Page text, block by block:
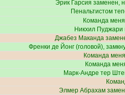
Эрик Гарсия заменен,
Пенальтистом
Команда
Никхил Пуджари
Джабез Маканда
Френки де Йонг(головой),
Команда
Команда
Марк-Андре тер
Элмер Абрахам